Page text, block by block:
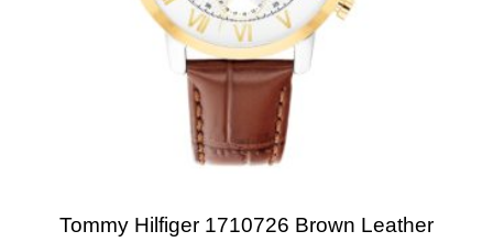
Tommy Hilfiger 1710726 Brown Leather